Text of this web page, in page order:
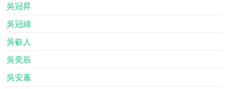
吳冠昇
吳冠緯
吳叡人
吳奕辰
吳安蕙